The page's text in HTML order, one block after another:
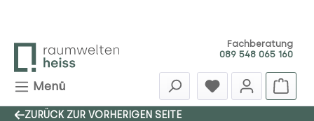
Fachberatung
089 548 065 160
Menü
ZURÜCK ZUR VORHERIGEN SEITE